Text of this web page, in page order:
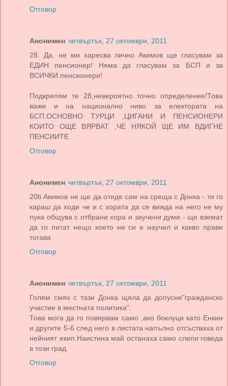
Отговор
Анонимен четвъртък, 27 октомври, 2011
28. Да, не ми харесва лично Акимов ще гласувам за
ЕДИН пенсионер! Няма да гласувам за БСП и за
ВСИЧКИ пенсионери!
Подкрепям те 28,невероятно точно определение!Това
важи и на национално ниво за електората на
БСП.ОСНОВНО ТУРЦИ ,ЦИГАНИ И ПЕНСИОНЕРИ
КОИТО ОЩЕ ВЯРВАТ ,ЧЕ НЯКОЙ ЩЕ ИМ ВДИГНЕ
ПЕНСИИТЕ.
Отговор
Анонимен четвъртък, 27 октомври, 2011
20ti Акимов не ще да отиде сам на среща с Донка - ти го
караш да ходи че и с хората да се вижда на него не му
пука общува с отбрани хора и заучени думи - ще вземат
да го питат нещо което не си е научил и какво прави
тогава
Отговор
Анонимен четвъртък, 27 октомври, 2011
Голям смях с тази Донка щяла да допусне"гражданско
участие в местната политика".
Това мога да го повярвам само ,ако боклуци като Енкин
и другите 5-6 след него в листата напълно отсъстваха от
нейният екип.Наистина май останаха само слепи говеда
в този град.
Отговор